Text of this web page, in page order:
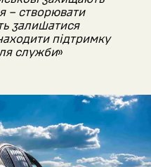
– створювати
залишатися
підтримку
служби»